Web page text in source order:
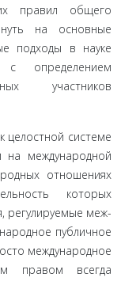
правил общего
на основные
подходы в науке
с определением
участников
системе
на междуна­родной
отно­шениях
которых
регулируемые меж­
публичное
международное
правом всегда